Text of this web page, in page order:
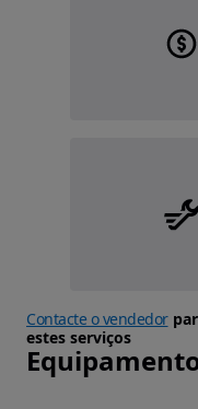
Contacte o vendedor
estes serviços